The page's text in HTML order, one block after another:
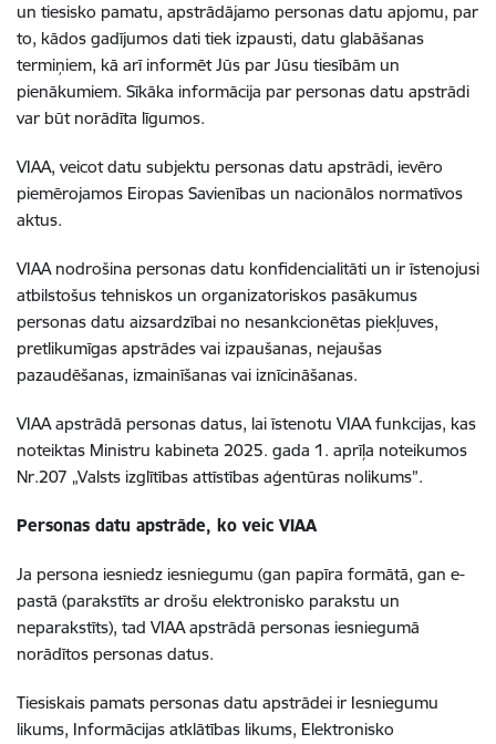
un tiesisko pamatu, apstrādājamo personas datu apjomu, par
to, kādos gadījumos dati tiek izpausti, datu glabāšanas
termiņiem, kā arī informēt Jūs par Jūsu tiesībām un
pienākumiem. Sīkāka informācija par personas datu apstrādi
var būt norādīta līgumos.
VIAA, veicot datu subjektu personas datu apstrādi, ievēro
piemērojamos Eiropas Savienības un nacionālos normatīvos
aktus.
VIAA nodrošina personas datu konfidencialitāti un ir īstenojusi
atbilstošus tehniskos un organizatoriskos pasākumus
personas datu aizsardzībai no nesankcionētas piekļuves,
pretlikumīgas apstrādes vai izpaušanas, nejaušas
pazaudēšanas, izmainīšanas vai iznīcināšanas.
VIAA apstrādā personas datus, lai īstenotu VIAA funkcijas, kas
noteiktas Ministru kabineta 2025. gada 1. aprīļa noteikumos
Nr.207 „Valsts izglītības attīstības aģentūras nolikums”.
Personas datu apstrāde, ko veic VIAA
Ja persona iesniedz iesniegumu (gan papīra formātā, gan e-
pastā (parakstīts ar drošu elektronisko parakstu un
neparakstīts), tad VIAA apstrādā personas iesniegumā
norādītos personas datus.
Tiesiskais pamats personas datu apstrādei ir Iesniegumu
likums, Informācijas atklātības likums, Elektronisko